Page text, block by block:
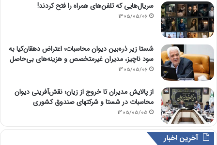
سریال‌هایی که تلفن‌های همراه را فتح کردند!
1405/05/06
شستا زیر ذره‌بین دیوان محاسبات؛ اعتراض دهقان‌کیا به
سود ناچیز، مدیران غیرمتخصص و هزینه‌های بی‌حاصل
1405/05/06
از پالایش مدیران تا خروج از زیان؛ نقش‌آفرینی دیوان
محاسبات در شستا و شرکتهای صندوق کشوری
1405/05/05
آخرین اخبار